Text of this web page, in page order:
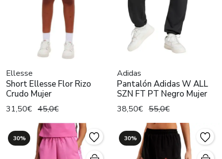
Ellesse
Short Ellesse Flor Rizo
Crudo Mujer
31,50€ 45,0€
Adidas
Pantalón Adidas W ALL
SZN FT PT Negro Mujer
38,50€ 55,0€
30% 30%